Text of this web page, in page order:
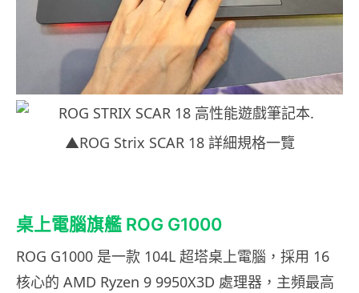
▲ROG Strix SCAR 18 詳細規格一覽
桌上電腦旗艦 ROG G1000
ROG G1000 是一款 104L 超塔桌上電腦，採用 16
核心的 AMD Ryzen 9 9950X3D 處理器，主頻最高